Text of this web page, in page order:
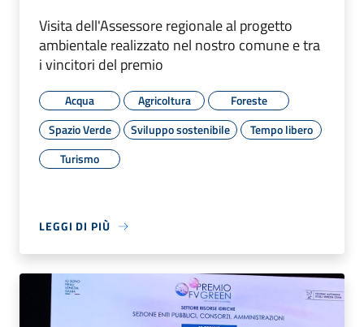
Visita dell'Assessore regionale al progetto
ambientale realizzato nel nostro comune e tra
i vincitori del premio
Acqua Agricoltura
Foreste
Spazio Verde
Sviluppo sostenibile
Tempo libero
Turismo
LEGGI DI PIÙ